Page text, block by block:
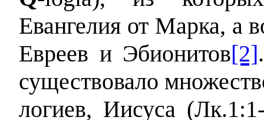
Евангелия от Марка, а
Евреев и Эбионитов[2]
существовало
логиев, Иисуса